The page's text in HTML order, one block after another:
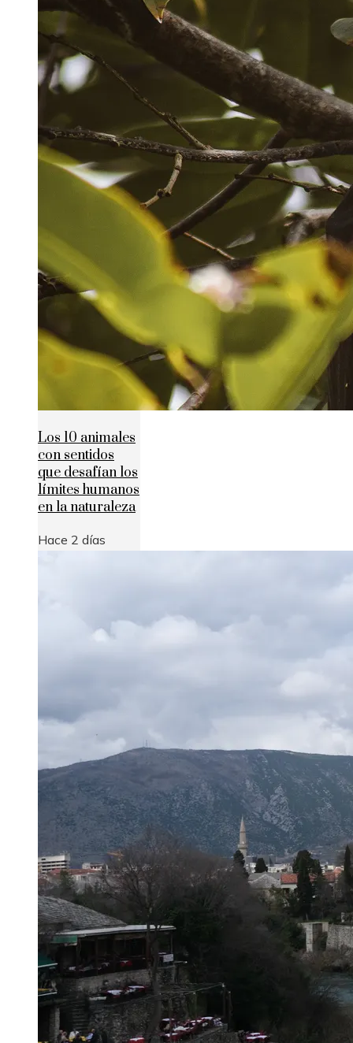
Los 10 animales
con sentidos
que desafían los
límites humanos
en la naturaleza
Hace 2 días